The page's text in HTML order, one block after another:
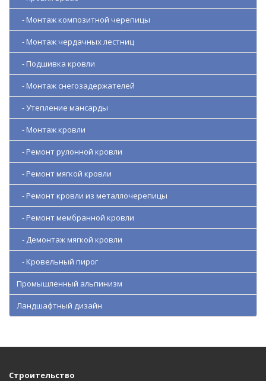
- Монтаж композитной черепицы
- Монтаж чердачных лестниц
- Подшивка кровли
- Монтаж снегозадержателей
- Утепление мансарды
- Монтаж кровли
- Ремонт рулонной кровли
- Ремонт мягкой кровли
- Ремонт кровли из металлочерепицы
- Ремонт мембранной кровли
- Демонтаж мягкой кровли
- Кровельный пирог
Промышленный альпинизм
Ландшафтный дизайн
Строительство